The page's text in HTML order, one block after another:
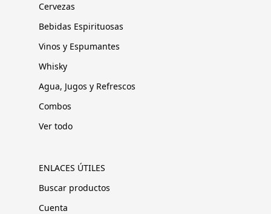
Cervezas
Bebidas Espirituosas
Vinos y Espumantes
Whisky
Agua, Jugos y Refrescos
Combos
Ver todo
ENLACES ÚTILES
Buscar productos
Cuenta